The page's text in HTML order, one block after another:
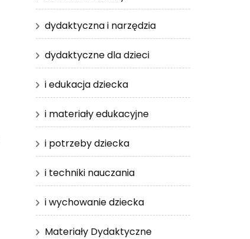
dydaktyczna i narzędzia
dydaktyczne dla dzieci
i edukacja dziecka
i materiały edukacyjne
i potrzeby dziecka
i techniki nauczania
i wychowanie dziecka
Materiały Dydaktyczne